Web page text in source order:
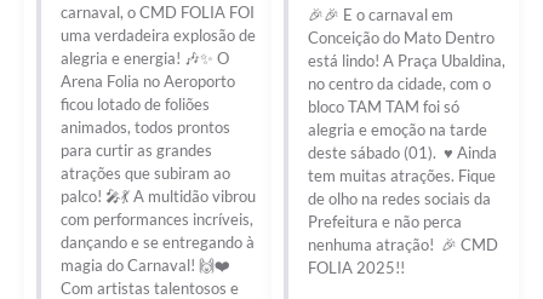
carnaval, o CMD FOLIA FOI
uma verdadeira explosão de
alegria e energia! 🎶✨ O
Arena Folia no Aeroporto
ficou lotado de foliões
animados, todos prontos
para curtir as grandes
atrações que subiram ao
palco! 🎤💃 A multidão vibrou
com performances incríveis,
dançando e se entregando à
magia do Carnaval! 🙌❤️
Com artistas talentosos e
🎉🎉 E o carnaval em
Conceição do Mato Dentro
está lindo! A Praça Ubaldina,
no centro da cidade, com o
bloco TAM TAM foi só
alegria e emoção na tarde
deste sábado (01). ♥️ Ainda
tem muitas atrações. Fique
de olho na redes sociais da
Prefeitura e não perca
nenhuma atração! 🎉 CMD
FOLIA 2025!!